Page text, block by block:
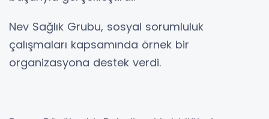
Nev Sağlık Grubu, sosyal sorumluluk
çalışmaları kapsamında örnek bir
organizasyona destek verdi.